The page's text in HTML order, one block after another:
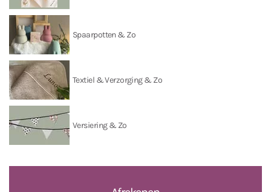
Spaarpotten & Zo
Textiel & Verzorging & Zo
Versiering & Zo